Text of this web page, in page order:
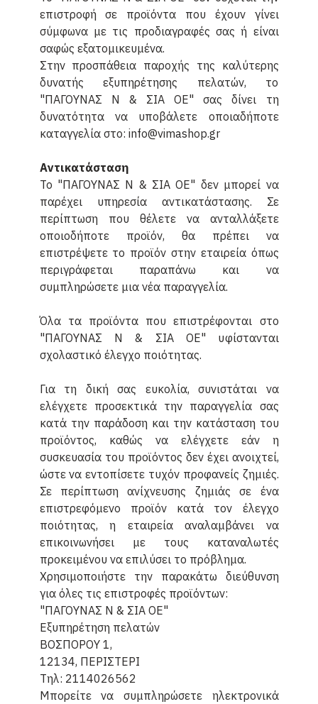
επιστροφή σε προϊόντα που έχουν γίνει
σύμφωνα με τις προδιαγραφές σας ή είναι
σαφώς εξατομικευμένα.
Στην προσπάθεια παροχής της καλύτερης
δυνατής εξυπηρέτησης πελατών, το
"ΠΑΓΟΥΝΑΣ Ν & ΣΙΑ ΟΕ" σας δίνει τη
δυνατότητα να υποβάλετε οποιαδήποτε
καταγγελία στο: info@vimashop.gr
Αντικατάσταση
Το "ΠΑΓΟΥΝΑΣ Ν & ΣΙΑ ΟΕ" δεν μπορεί να
παρέχει υπηρεσία αντικατάστασης. Σε
περίπτωση που θέλετε να ανταλλάξετε
οποιοδήποτε προϊόν, θα πρέπει να
επιστρέψετε το προϊόν στην εταιρεία όπως
περιγράφεται παραπάνω και να
συμπληρώσετε μια νέα παραγγελία.
Όλα τα προϊόντα που επιστρέφονται στο
"ΠΑΓΟΥΝΑΣ Ν & ΣΙΑ ΟΕ" υφίστανται
σχολαστικό έλεγχο ποιότητας.
Για τη δική σας ευκολία, συνιστάται να
ελέγχετε προσεκτικά την παραγγελία σας
κατά την παράδοση και την κατάσταση του
προϊόντος, καθώς να ελέγχετε εάν η
συσκευασία του προϊόντος δεν έχει ανοιχτεί,
ώστε να εντοπίσετε τυχόν προφανείς ζημιές.
Σε περίπτωση ανίχνευσης ζημιάς σε ένα
επιστρεφόμενο προϊόν κατά τον έλεγχο
ποιότητας, η εταιρεία αναλαμβάνει να
επικοινωνήσει με τους καταναλωτές
προκειμένου να επιλύσει το πρόβλημα.
Χρησιμοποιήστε την παρακάτω διεύθυνση
για όλες τις επιστροφές προϊόντων:
"ΠΑΓΟΥΝΑΣ Ν & ΣΙΑ ΟΕ"
Εξυπηρέτηση πελατών
ΒΟΣΠΟΡΟΥ 1,
12134, ΠΕΡΙΣΤΕΡΙ
Τηλ: 2114026562
Μπορείτε να συμπληρώσετε ηλεκτρονικά